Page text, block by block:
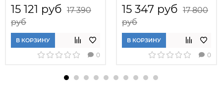
15 121 руб 17 390
руб
В КОРЗИНУ
0
15 347 руб 17 800
руб
В КОРЗИНУ
0